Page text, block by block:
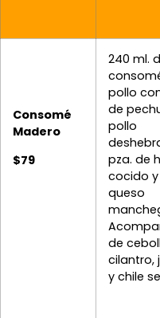
Consomé
Madero
$79
240 ml.
pollo
de
pollo
pza. de
cocido y
queso
de
cilantro,
y chile